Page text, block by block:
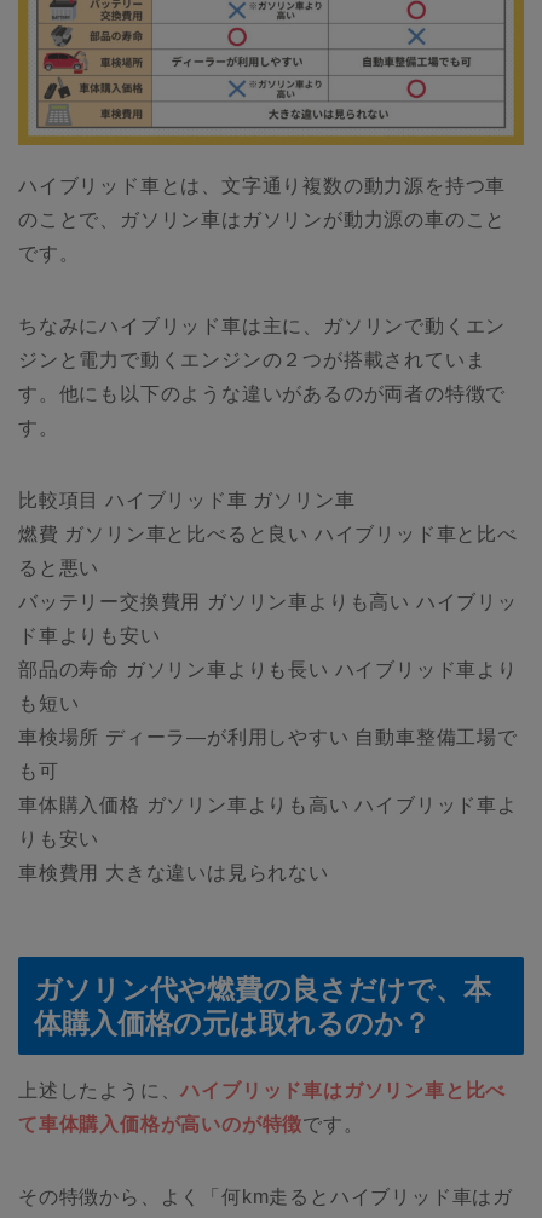
ハイブリッド車とは、文字通り複数の動力源を持つ車
のことで、ガソリン車はガソリンが動力源の車のこと
です。
ちなみにハイブリッド車は主に、ガソリンで動くエン
ジンと電力で動くエンジンの２つが搭載されていま
す。他にも以下のような違いがあるのが両者の特徴で
す。
比較項目 ハイブリッド車 ガソリン車
燃費 ガソリン車と比べると良い ハイブリッド車と比べ
ると悪い
バッテリー交換費用 ガソリン車よりも高い ハイブリッ
ド車よりも安い
部品の寿命 ガソリン車よりも長い ハイブリッド車より
も短い
車検場所 ディーラ―が利用しやすい 自動車整備工場で
も可
車体購入価格 ガソリン車よりも高い ハイブリッド車よ
りも安い
車検費用 大きな違いは見られない
ガソリン代や燃費の良さだけで、本
体購入価格の元は取れるのか？
上述したように、ハイブリッド車はガソリン車と比べ
て車体購入価格が高いのが特徴です。
その特徴から、よく「何km走るとハイブリッド車はガ